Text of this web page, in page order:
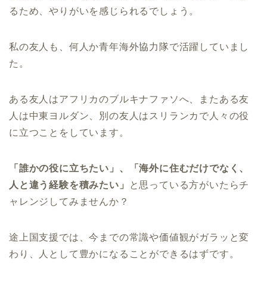
るため、やりがいを感じられるでしょう。
私の友人も、何人か青年海外協力隊で活躍していまし
た。
ある友人はアフリカのブルキナファソへ、またある友
人は中東ヨルダン、別の友人はスリランカで人々の役
に立つことをしています。
「誰かの役に立ちたい」、「海外に住むだけでなく、
人と違う経験を積みたい」
と思っている方がいたらチ
ャレンジしてみませんか？
途上国支援では、今までの常識や価値観がガラッと変
わり、人として豊かになることができるはずです。